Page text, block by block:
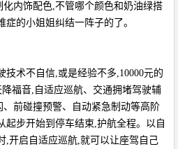
内饰配色,不管哪个颜色和奶油绿搭
的小姐姐纠结一阵子的了。
技术不自信,或是经验不多,10000元的
福音,自适应巡航、交通拥堵驾驶辅
前碰撞预警、自动紧急制动等高阶
起步开始到停车结束,护航全程。以自
,开启自适应巡航,就可以让座驾自己